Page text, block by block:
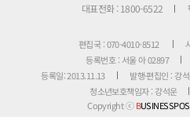
대표전화 : 1800-6522
편집국 : 070-4010-8512
등록번호 : 서울 아 02897
등록일: 2013.11.13
발행·편집인 : 강
청소년보호책임자 : 강석운
Copyright ⓒB